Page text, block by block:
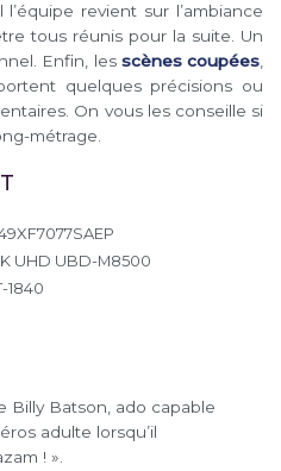
revient sur l’ambiance
tous réunis pour la suite. Un
Enfin, les scènes coupées
quelques précisions ou
On vous les conseille si
métrage.
UHD UBD-M8500
1840
Billy Batson, ado capable
adulte lorsqu’il
! ».